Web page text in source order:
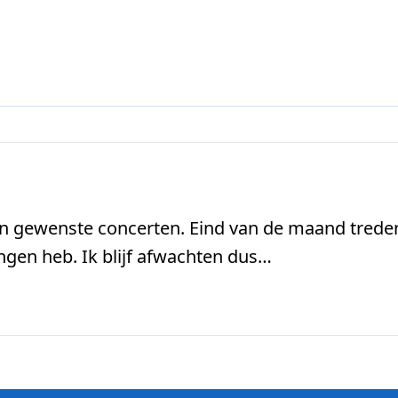
gewenste concerten. Eind van de maand
heb. Ik blijf afwachten dus…